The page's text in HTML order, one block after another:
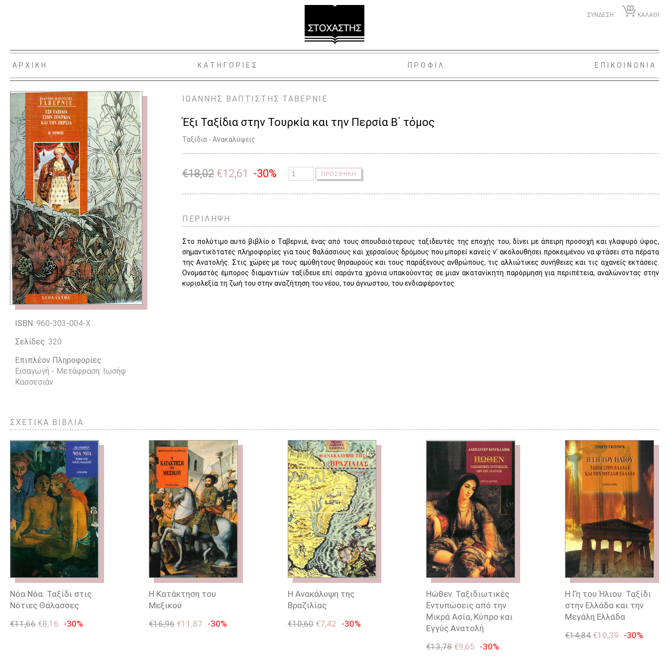
ΣΥΝΔΕΣΗ ΚΑΛΑΘΙ
ΑΡΧΙΚΗ ΚΑΤΗΓΟΡΙΕΣ ΠΡΟΦΙΛ ΕΠΙΚΟΙΝΩΝΙΑ
ISBN: 960-303-004-Χ
Σελίδες: 320
Επιπλέον Πληροφορίες:
Εισαγωγή - Μετάφραση: Ιωσήφ
Κασσεσιάν
ΙΩΑΝΝΗΣ ΒΑΠΤΙΣΤΗΣ ΤΑΒΕΡΝΙΕ
Έξι Ταξίδια στην Τουρκία και την Περσία Β΄ τόμος
Ταξίδια - Ανακαλύψεις
€18,02 €12,61 -30% ΠΡΟΣΘΗΚΗ
ΠΕΡΙΛΗΨΗ
Στο πολύτιμο αυτό βιβλίο ο Ταβερνιέ, ένας από τους σπουδαιότερους ταξιδευτές της εποχής του, δίνει με άπειρη προσοχή και γλαφυρό ύφος,
σημαντικότατες πληροφορίες για τους θαλάσσιους και χερσαίους δρόμους που μπορεί κανείς ν’ ακολουθήσει προκειμένου να φτάσει στα πέρατα
της Ανατολής. Στις χώρες με τους αμύθητους θησαυρούς και τους παράξενους ανθρώπους, τις αλλιώτικες συνήθειες και τις αχανείς εκτάσεις.
Ονομαστός έμπορος διαμαντιών ταξίδευε επί σαράντα χρόνια υπακούοντας σε μιαν ακατανίκητη παρόρμηση για περιπέτεια, αναλώνοντας στην
κυριολεξία τη ζωή του στην αναζήτηση του νέου, του άγνωστου, του ενδιαφέροντος.
ΣΧΕΤΙΚΑ ΒΙΒΛΙΑ
Νόα Νόα. Ταξίδι στις
Νότιες Θάλασσες
€11,66 €8,16 -30%
Η Κατάκτηση του
Μεξικού
€16,96 €11,87 -30%
Η Ανακάλυψη της
Βραζιλίας
€10,60 €7,42 -30%
Ηώθεν. Ταξιδιωτικές
Εντυπώσεις από την
Μικρά Ασία, Κύπρο και
Εγγύς Ανατολή
€13,78 €9,65 -30%
Η Γη του Ήλιου. Ταξίδι
στην Ελλάδα και την
Μεγάλη Ελλάδα
€14,84 €10,39 -30%